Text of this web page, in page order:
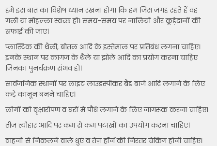
हमें इस बात का विशेष ध्यान रखना होगा कि हम जिस जगह रहते हैं वह
गली या मोहल्ला स्वच्छ हो। समय-समय पर नालियों और कूड़ेदानों की
सफाई की जाए।
प्लास्टिक की थैली, बोतल आदि के इस्तेमाल पर प्रतिबंध लगना चाहिए।
इनके स्थान पर कागज के थैले या झोले आदि का प्रयोग करना चाहिए
जिनका पुनर्चक्रण संभव हो।
सार्वजनिक स्थानों पर लाइट लाउडस्पीकर बैंड बाजे आदि लगाने के लिए
कड़े कानून बनने चाहिए।
लोगों को वृक्षारोपण व घरों में पौधे लगाने के लिए जागरूक करना चाहिए।
तीज त्यौहार आदि पर कम से कम पटाखों का उपयोग करना चाहिए।
वाहनों से निकलने वाले धुएं व तेज़ हॉर्न की निरंतर चेकिंग होनी चाहिए।